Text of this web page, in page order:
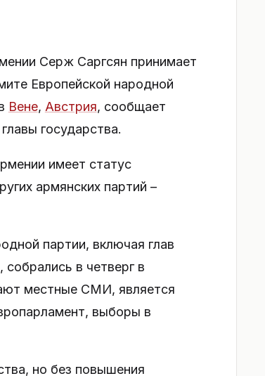
Серж Саргсян принимает
Европейской народной
Вене, Австрия, сообщает
государства.
имеет статус
армянских партий –
партии, включая глав
собрались в четверг в
местные СМИ, является
выборы в
но без повышения